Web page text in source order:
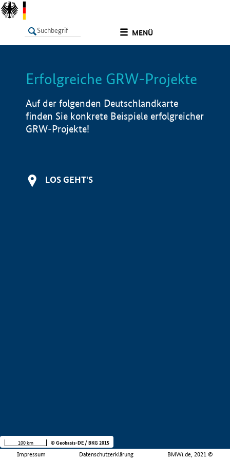
MENÜ
LISTE Info
Erfolgreiche GRW-Projekte
Auf der folgenden Deutschlandkarte
finden Sie konkrete Beispiele erfolgreicher
GRW-Projekte!
LOS GEHT'S
Impressum Datenschutzerklärung BMWi.de, 2021 ©
100 km © Geobasis-DE / BKG 2015